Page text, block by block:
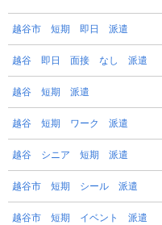
越谷市 短期 即日 派遣
越谷 即日 面接 なし 派遣
越谷 短期 派遣
越谷 短期 ワーク 派遣
越谷 シニア 短期 派遣
越谷市 短期 シール 派遣
越谷市 短期 イベント 派遣